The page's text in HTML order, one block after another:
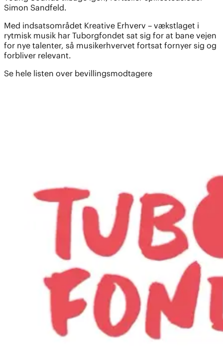
Simon Sandfeld.
Med indsatsområdet Kreative Erhverv – vækstlaget i
rytmisk musik har Tuborgfondet sat sig for at bane vejen
for nye talenter, så musikerhvervet fortsat fornyer sig og
forbliver relevant.
Se hele listen over bevillingsmodtagere